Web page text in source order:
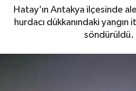
Hatay'ın Antakya ilçesinde
hurdacı dükkanındaki
söndürüldü.